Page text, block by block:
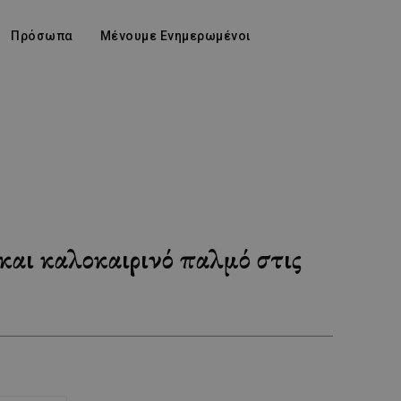
Πρόσωπα Μένουμε Ενημερωμένοι
καλοκαιρινό παλμό στις